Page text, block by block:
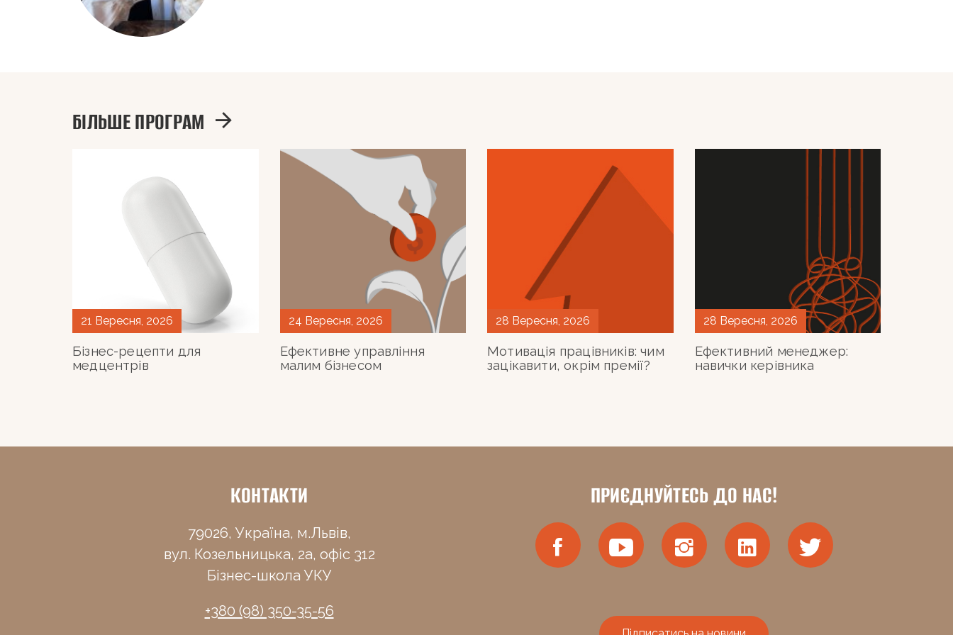
БІЛЬШЕ ПРОГРАМ
21 Вересня, 2026
Бізнес-рецепти для
медцентрів
24 Вересня, 2026
Ефективне управління
малим бізнесом
28 Вересня, 2026
Мотивація працівників: чим
зацікавити, окрім премії?
28 Вересня, 2026
Ефективний менеджер:
навички керівника
КОНТАКТИ
79026, Україна, м.Львів,
вул. Козельницька, 2а, офіс 312
Бізнес-школа УКУ
+380 (98) 350-35-56
ПРИЄДНУЙТЕСЬ ДО НАС!